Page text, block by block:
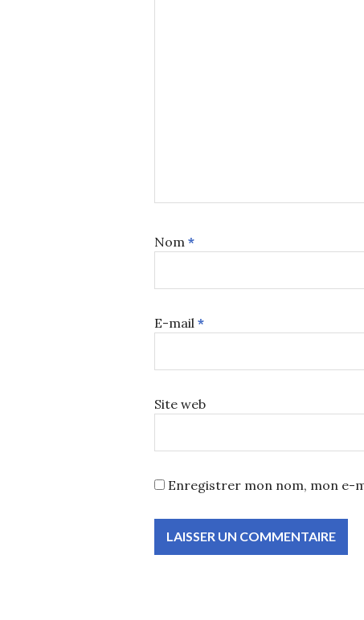
Nom *
E-mail *
Site web
Enregistrer mon nom, mon e-